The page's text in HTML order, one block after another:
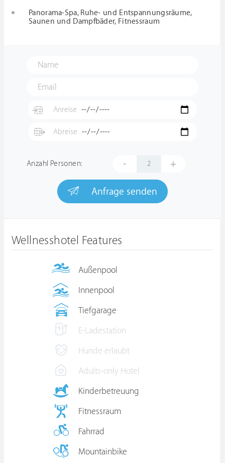
Panorama-Spa, Ruhe- und Entspannungsräume,
Saunen und Dampfbäder, Fitnessraum
Anzahl Personen: - +
Anfrage senden
Wellnesshotel Features
Außenpool
Innenpool
Tiefgarage
E-Ladestation
Hunde erlaubt
Adults-only Hotel
Kinderbetreuung
Fitnessraum
Fahrrad
Mountainbike